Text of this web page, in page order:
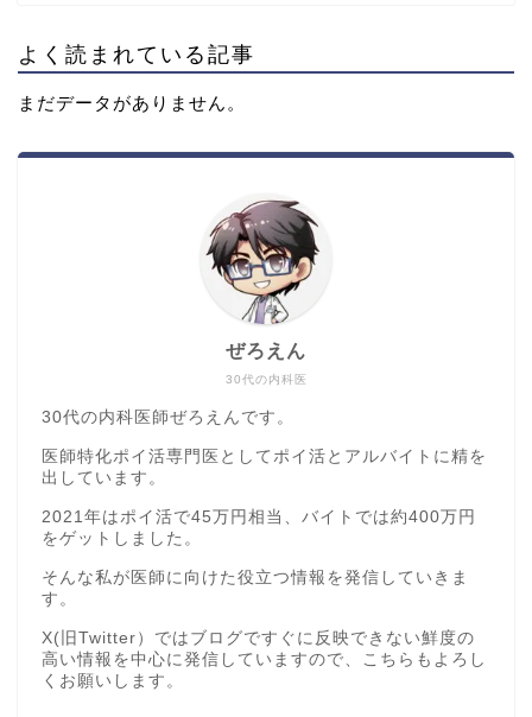
よく読まれている記事
まだデータがありません。
30代の内科医
ぜろえん
30代の内科医師ぜろえんです。
医師特化ポイ活専門医としてポイ活とアルバイトに精を
出しています。
2021年はポイ活で45万円相当、バイトでは約400万円
をゲットしました。
そんな私が医師に向けた役立つ情報を発信していきま
す。
X(旧Twitter）ではブログですぐに反映できない鮮度の
高い情報を中心に発信していますので、こちらもよろし
くお願いします。